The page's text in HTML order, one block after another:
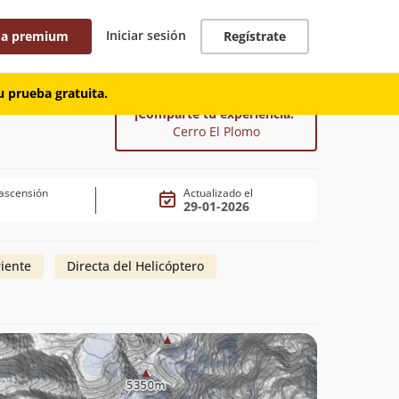
premium Iniciar sesión Regístrate
prueba gratuita.
¡Comparte tu experiencia!
Cerro El Plomo
Actualizado el
29-01-2026
Directa del Helicóptero